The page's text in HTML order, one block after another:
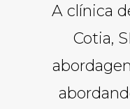
A clínica
Cotia,